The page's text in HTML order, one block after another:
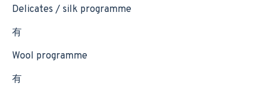
Delicates / silk programme
有
Wool programme
有